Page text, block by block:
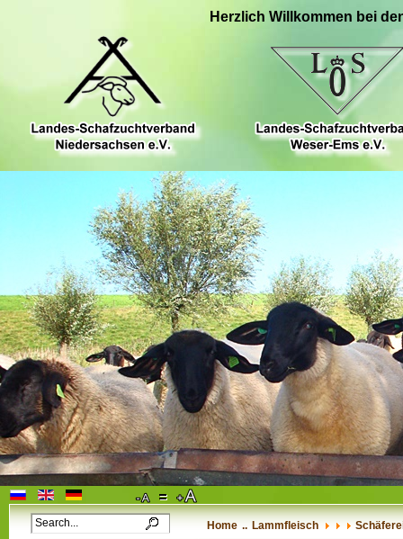
Herzlich Willkommen bei
Home .. Lammfleisch